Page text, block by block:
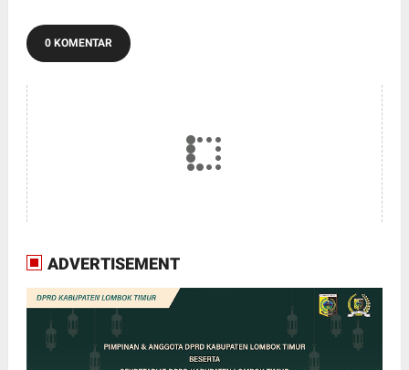
0 KOMENTAR
ADVERTISEMENT